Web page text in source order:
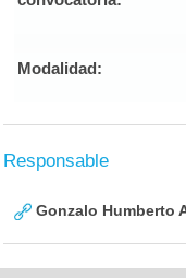
Modalidad:
Responsable
Gonzalo Humberto